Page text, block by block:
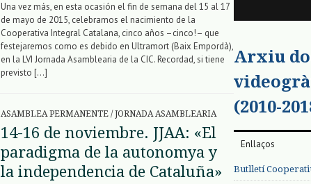
Una vez más, en esta ocasión el fin de semana del 15 al 17
de mayo de 2015, celebramos el nacimiento de la
Cooperativa Integral Catalana, cinco años –cinco!– que
festejaremos como es debido en Ultramort (Baix Empordà),
en la LVI Jornada Asamblearia de la CIC. Recordad, si tiene
previsto […]
ASAMBLEA PERMANENTE / JORNADA ASAMBLEARIA
14-16 de noviembre. JJAA: «El
paradigma de la autonomya y
la independencia de Cataluña»
Arxiu
(2010-
Enllaços
Butlletí